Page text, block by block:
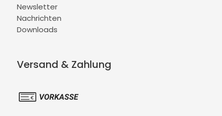
Newsletter
Nachrichten
Downloads
Versand & Zahlung